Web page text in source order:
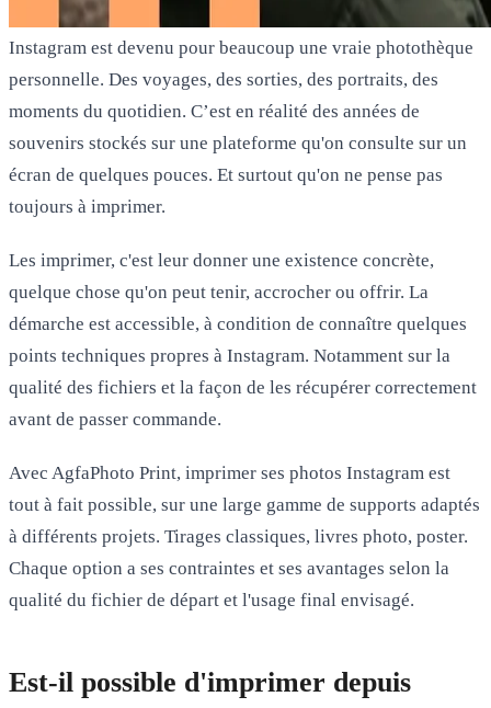
Instagram est devenu pour beaucoup une vraie photothèque
personnelle. Des voyages, des sorties, des portraits, des
moments du quotidien. C’est en réalité des années de
souvenirs stockés sur une plateforme qu'on consulte sur un
écran de quelques pouces. Et surtout qu'on ne pense pas
toujours à imprimer.
Les imprimer, c'est leur donner une existence concrète,
quelque chose qu'on peut tenir, accrocher ou offrir. La
démarche est accessible, à condition de connaître quelques
points techniques propres à Instagram. Notamment sur la
qualité des fichiers et la façon de les récupérer correctement
avant de passer commande.
Avec AgfaPhoto Print, imprimer ses photos Instagram est
tout à fait possible, sur une large gamme de supports adaptés
à différents projets. Tirages classiques, livres photo, poster.
Chaque option a ses contraintes et ses avantages selon la
qualité du fichier de départ et l'usage final envisagé.
Est-il possible d'imprimer depuis